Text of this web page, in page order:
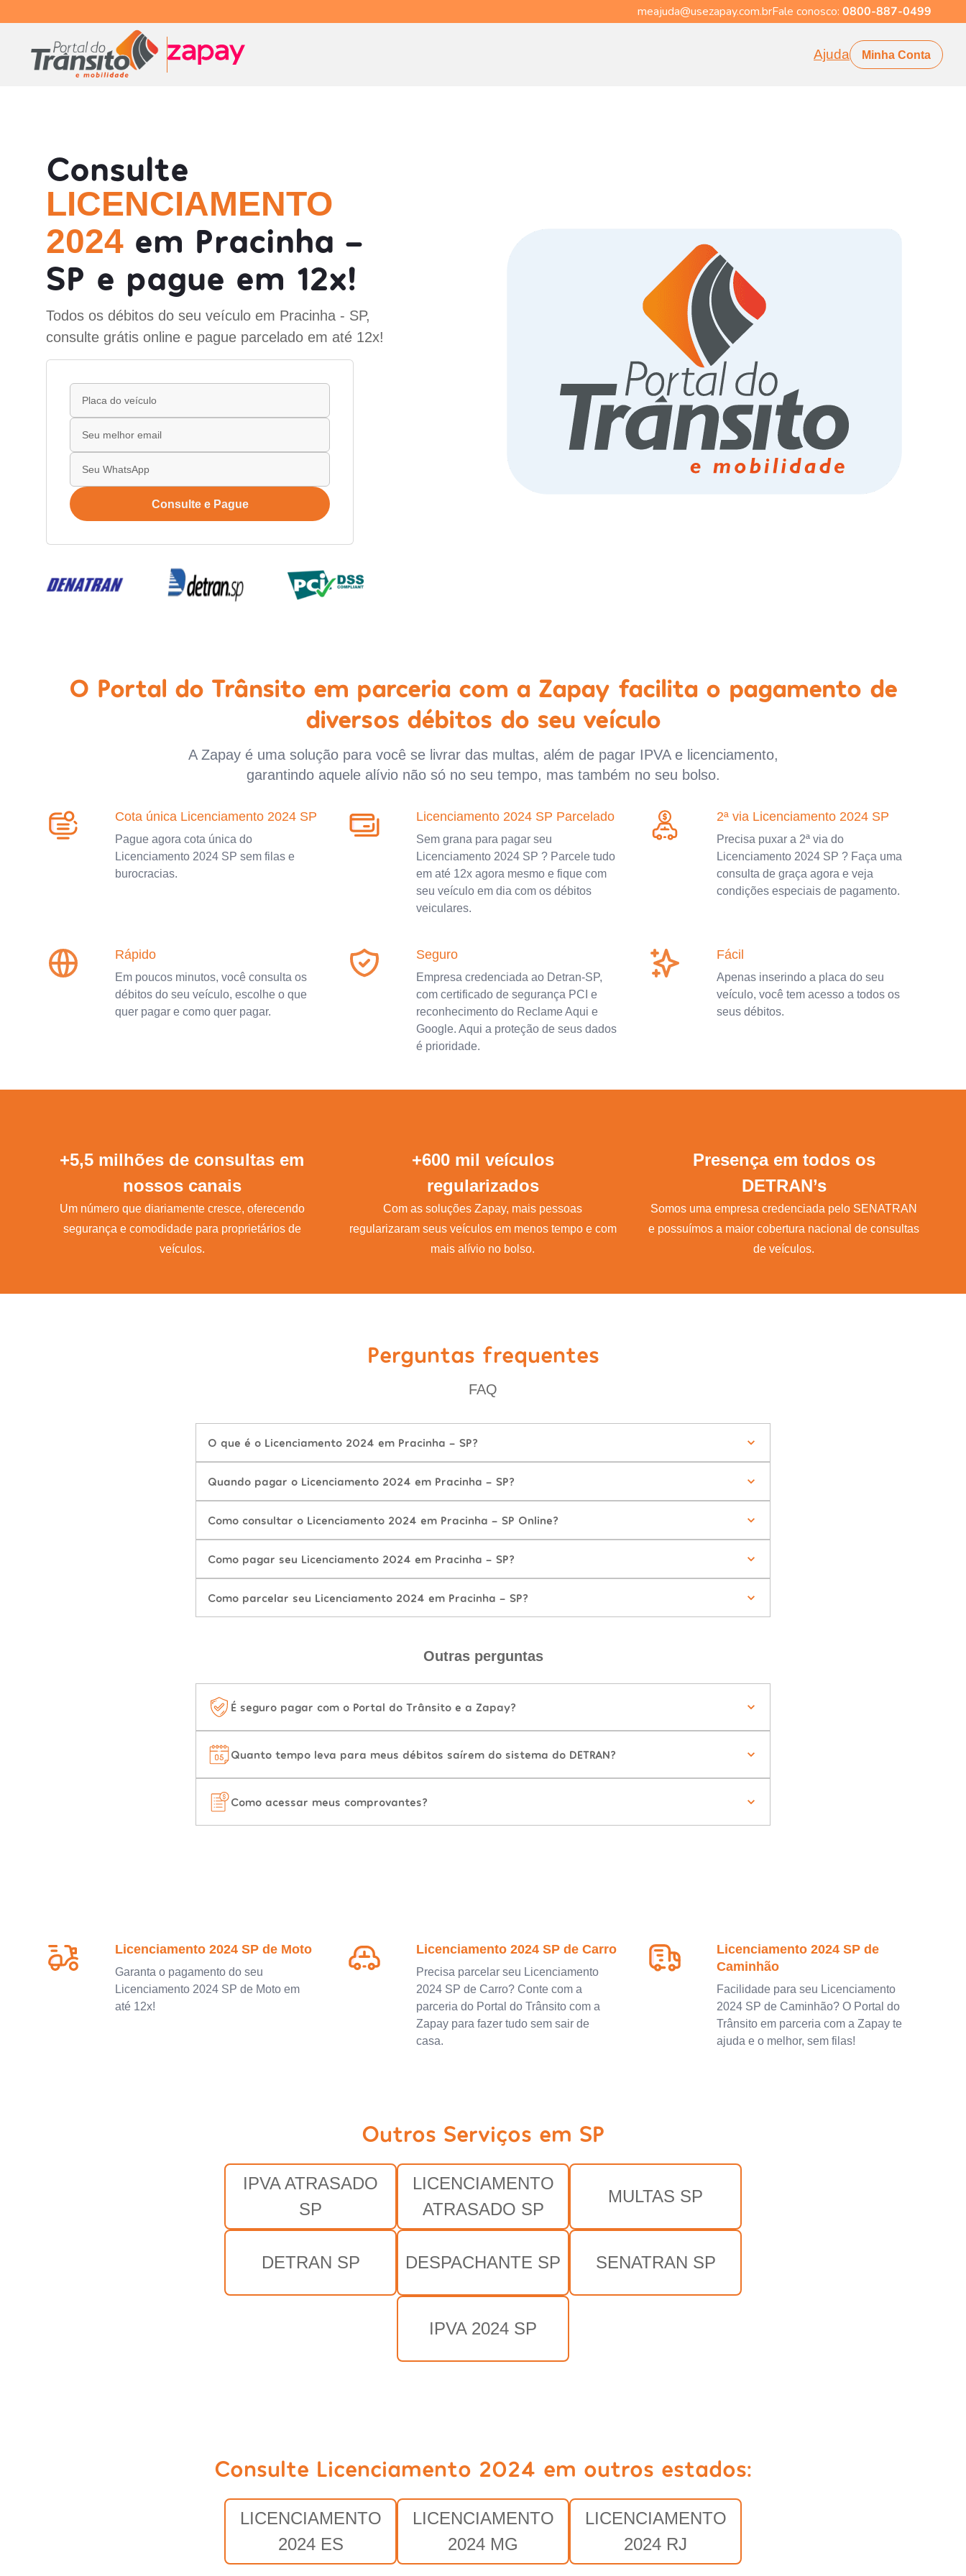
meajuda@usezapay.com.brFale conosco: 0800-887-0499
Ajuda Minha Conta
Consulte
LICENCIAMENTO
2024 em Pracinha -
SP e pague em 12x!
Todos os débitos do seu veículo em Pracinha - SP,
consulte grátis online e pague parcelado em até 12x!
Consulte e Pague
O Portal do Trânsito em parceria com a Zapay facilita o pagamento de
diversos débitos do seu veículo
A Zapay é uma solução para você se livrar das multas, além de pagar IPVA e licenciamento,
garantindo aquele alívio não só no seu tempo, mas também no seu bolso.
Cota única Licenciamento 2024 SP
Pague agora cota única do
Licenciamento 2024 SP sem filas e
burocracias.
Licenciamento 2024 SP Parcelado
Sem grana para pagar seu
Licenciamento 2024 SP ? Parcele tudo
em até 12x agora mesmo e fique com
seu veículo em dia com os débitos
veiculares.
2ª via Licenciamento 2024 SP
Precisa puxar a 2ª via do
Licenciamento 2024 SP ? Faça uma
consulta de graça agora e veja
condições especiais de pagamento.
Rápido
Em poucos minutos, você consulta os
débitos do seu veículo, escolhe o que
quer pagar e como quer pagar.
Seguro
Empresa credenciada ao Detran-SP,
com certificado de segurança PCI e
reconhecimento do Reclame Aqui e
Google. Aqui a proteção de seus dados
é prioridade.
Fácil
Apenas inserindo a placa do seu
veículo, você tem acesso a todos os
seus débitos.
+5,5 milhões de consultas em
nossos canais
Um número que diariamente cresce, oferecendo
segurança e comodidade para proprietários de
veículos.
+600 mil veículos
regularizados
Com as soluções Zapay, mais pessoas
regularizaram seus veículos em menos tempo e com
mais alívio no bolso.
Presença em todos os
DETRAN’s
Somos uma empresa credenciada pelo SENATRAN
e possuímos a maior cobertura nacional de consultas
de veículos.
Perguntas frequentes
FAQ
O que é o Licenciamento 2024 em Pracinha - SP?
Quando pagar o Licenciamento 2024 em Pracinha - SP?
Como consultar o Licenciamento 2024 em Pracinha - SP Online?
Como pagar seu Licenciamento 2024 em Pracinha - SP?
Como parcelar seu Licenciamento 2024 em Pracinha - SP?
Outras perguntas
É seguro pagar com o Portal do Trânsito e a Zapay?
Quanto tempo leva para meus débitos saírem do sistema do DETRAN?
Como acessar meus comprovantes?
Licenciamento 2024 SP de Moto
Garanta o pagamento do seu
Licenciamento 2024 SP de Moto em
até 12x!
Licenciamento 2024 SP de Carro
Precisa parcelar seu Licenciamento
2024 SP de Carro? Conte com a
parceria do Portal do Trânsito com a
Zapay para fazer tudo sem sair de
casa.
Licenciamento 2024 SP de
Caminhão
Facilidade para seu Licenciamento
2024 SP de Caminhão? O Portal do
Trânsito em parceria com a Zapay te
ajuda e o melhor, sem filas!
Outros Serviços em SP
IPVA ATRASADO
SP
LICENCIAMENTO
ATRASADO SP
MULTAS SP
DETRAN SP DESPACHANTE SP SENATRAN SP
IPVA 2024 SP
Consulte Licenciamento 2024 em outros estados:
LICENCIAMENTO
2024 ES
LICENCIAMENTO
2024 MG
LICENCIAMENTO
2024 RJ